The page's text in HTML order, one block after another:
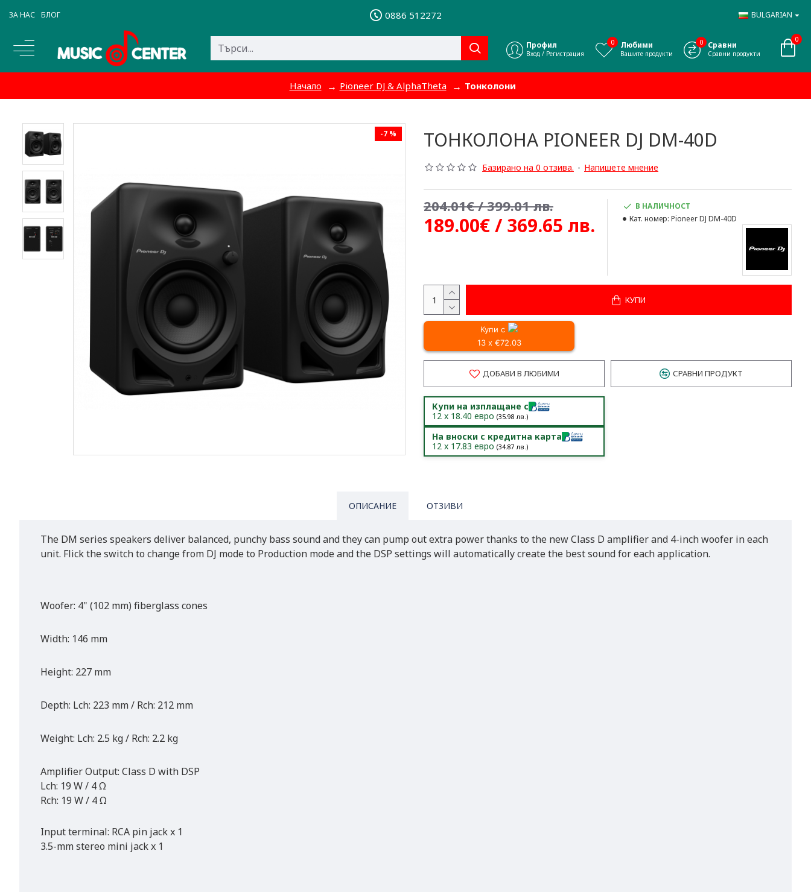
ЗА НАС БЛОГ 0886 512272 BULGARIAN
Профил
Вход / Регистрация
Любими
Вашите продукти
0 Сравни
Сравни продукти
0 0
Начало Pioneer DJ & AlphaTheta Тонколони
-7 % ТОНКОЛОНА PIONEER DJ DM-40D
Базирано на 0 отзива. - Напишете мнение
189.00€ / 369.65 лв.
204.01€ / 399.01 лв.
В НАЛИЧНОСТ
Кат. номер: Pioneer DJ DM-40D
КУПИ
Купи с
13 x €72.03
ДОБАВИ В ЛЮБИМИ СРАВНИ ПРОДУКТ
Купи на изплащане с
12 x 18.40 евро (35.98 лв.)
На вноски с кредитна карта
12 x 17.83 евро (34.87 лв.)
ОПИСАНИЕ ОТЗИВИ
The DM series speakers deliver balanced, punchy bass sound and they can pump out extra power thanks to the new Class D amplifier and 4-inch woofer in each
unit. Flick the switch to change from DJ mode to Production mode and the DSP settings will automatically create the best sound for each application.
Woofer: 4" (102 mm) fiberglass cones
Width: 146 mm
Height: 227 mm
Depth: Lch: 223 mm / Rch: 212 mm
Weight: Lch: 2.5 kg / Rch: 2.2 kg
Amplifier Output: Class D with DSP
Lch: 19 W / 4 Ω
Rch: 19 W / 4 Ω
Input terminal: RCA pin jack x 1
3.5-mm stereo mini jack x 1